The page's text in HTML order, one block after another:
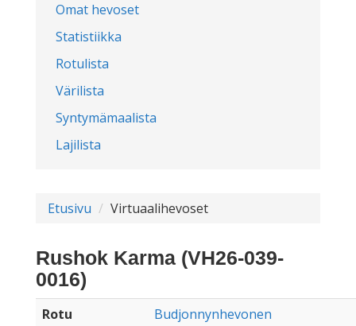
Omat hevoset
Statistiikka
Rotulista
Värilista
Syntymämaalista
Lajilista
Etusivu Virtuaalihevoset
Rushok Karma (VH26-039-
0016)
Rotu
Budjonnynhevonen